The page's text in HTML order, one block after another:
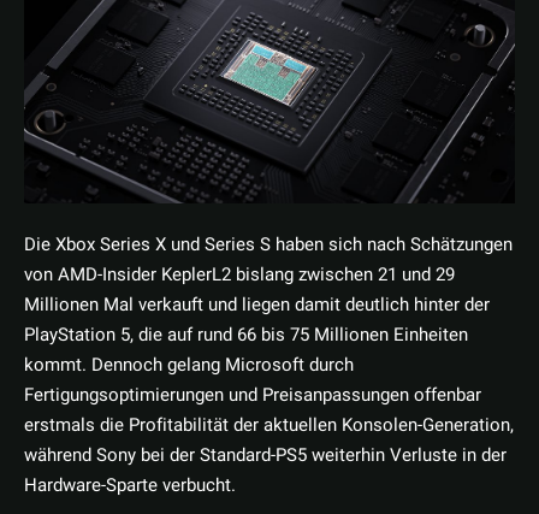
Die Xbox Series X und Series S haben sich nach Schätzungen
von AMD-Insider KeplerL2 bislang zwischen 21 und 29
Millionen Mal verkauft und liegen damit deutlich hinter der
PlayStation 5, die auf rund 66 bis 75 Millionen Einheiten
kommt. Dennoch gelang Microsoft durch
Fertigungsoptimierungen und Preisanpassungen offenbar
erstmals die Profitabilität der aktuellen Konsolen-Generation,
während Sony bei der Standard-PS5 weiterhin Verluste in der
Hardware-Sparte verbucht.